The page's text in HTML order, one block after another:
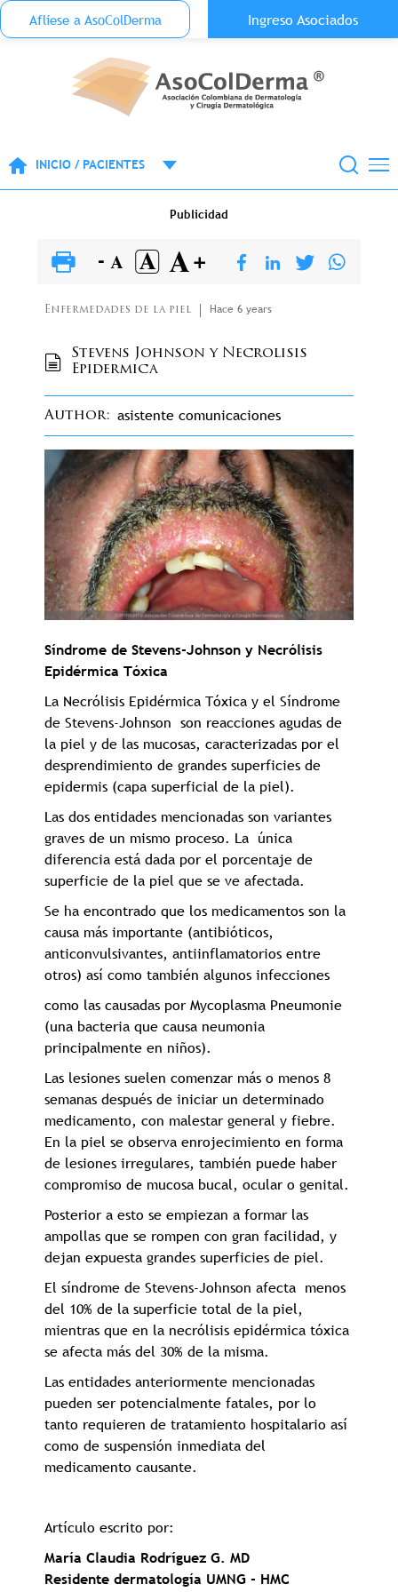
Pasar al contenido principal
Menu Top Anónimo
Aflíese a AsoColDerma Ingreso Asociados
INICIO / PACIENTES
Publicidad
Enfermedades de la piel Hace 6 years
Stevens Johnson y Necrolisis
Epidermica
Author asistente comunicaciones
Síndrome de Stevens-Johnson y Necrólisis
Epidérmica Tóxica
La Necrólisis Epidérmica Tóxica y el Síndrome
de Stevens-Johnson son reacciones agudas de
la piel y de las mucosas, caracterizadas por el
desprendimiento de grandes superficies de
epidermis (capa superficial de la piel).
Las dos entidades mencionadas son variantes
graves de un mismo proceso. La única
diferencia está dada por el porcentaje de
superficie de la piel que se ve afectada.
Se ha encontrado que los medicamentos son la
causa más importante (antibióticos,
anticonvulsivantes, antiinflamatorios entre
otros) así como también algunos infecciones
como las causadas por Mycoplasma Pneumonie
(una bacteria que causa neumonia
principalmente en niños).
Las lesiones suelen comenzar más o menos 8
semanas después de iniciar un determinado
medicamento, con malestar general y fiebre.
En la piel se observa enrojecimiento en forma
de lesiones irregulares, también puede haber
compromiso de mucosa bucal, ocular o genital.
Posterior a esto se empiezan a formar las
ampollas que se rompen con gran facilidad, y
dejan expuesta grandes superficies de piel.
El síndrome de Stevens-Johnson afecta menos
del 10% de la superficie total de la piel,
mientras que en la necrólisis epidérmica tóxica
se afecta más del 30% de la misma.
Las entidades anteriormente mencionadas
pueden ser potencialmente fatales, por lo
tanto requieren de tratamiento hospitalario así
como de suspensión inmediata del
medicamento causante.
Artículo escrito por:
María Claudia Rodríguez G. MD
Residente dermatología UMNG - HMC